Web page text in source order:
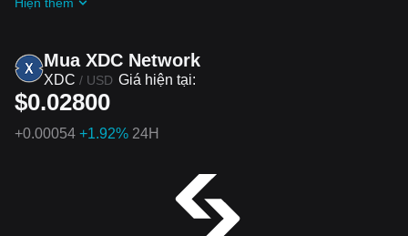
Mua XDC Network
XDC / USD Giá hiện tại:
$0.02800
+0.00054 +1.92% 24H